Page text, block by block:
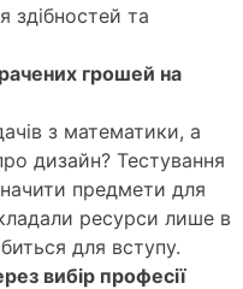
здібностей та
грошей на
з математики, а
дизайн? Тестування
предмети для
ресурси лише в
для вступу.
вибір професії